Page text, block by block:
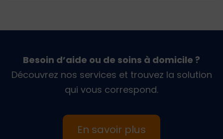
Besoin d’aide ou de soins à domicile ?
Découvrez nos services et trouvez la solution
qui vous correspond.
En savoir plus